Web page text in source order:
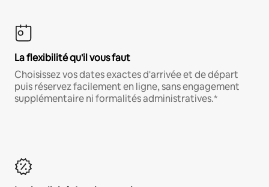
La flexibilité qu'il vous faut
Choisissez vos dates exactes d'arrivée et de départ
puis réservez facilement en ligne, sans engagement
supplémentaire ni formalités administratives.*